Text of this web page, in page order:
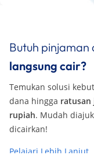
Butuh pinjaman
langsung cair?
Temukan solusi
dana hingga ratusan
rupiah. Mudah
dicairkan!
Pelajari Lebih Lanjut